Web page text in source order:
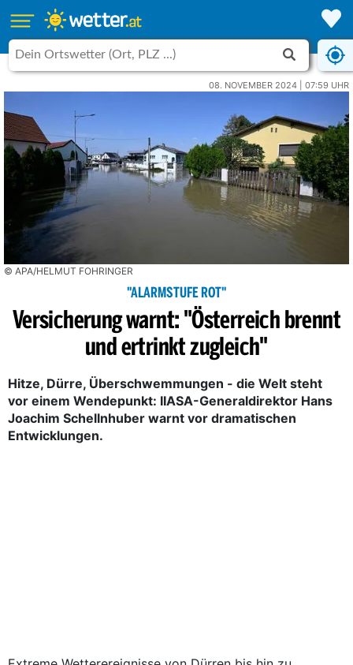
08. NOVEMBER 2024 | 07:59 UHR
© APA/HELMUT FOHRINGER
"ALARMSTUFE ROT"
Versicherung warnt: "Österreich brennt
und ertrinkt zugleich"
Hitze, Dürre, Überschwemmungen - die Welt steht
vor einem Wendepunkt: IIASA-Generaldirektor Hans
Joachim Schellnhuber warnt vor dramatischen
Entwicklungen.